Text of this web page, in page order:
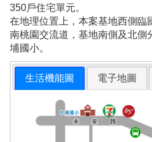
350戶住宅單元。
在地理位置上，本案基地西側臨
南桃園交流道，基地南側及北側
埔國小。
生活機能圖 電子地圖